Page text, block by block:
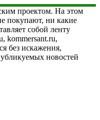
проектом. На этом
покупают, ни какие
собой ленту
kommersant.ru,
без искажения,
новостей